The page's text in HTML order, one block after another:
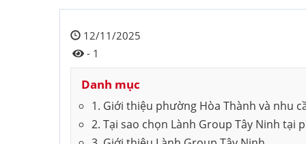
Dịch vụ chữ ký
Thành lập công
Vũng Tàu
12/11/2025
- 1
Danh mục
1. Giới thiệu phường Hòa Thành và nhu
2. Tại sao chọn Lành Group Tây Ninh tại